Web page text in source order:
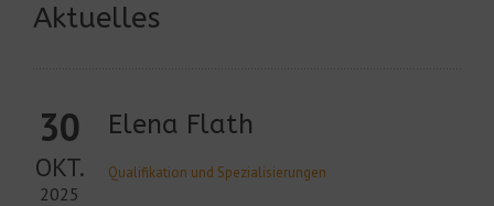
Aktuelles
30
OKT.
2025
Elena Flath
Qualifikation und Spezialisierungen